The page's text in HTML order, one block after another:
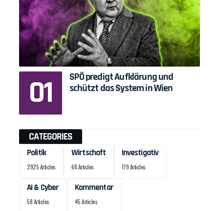
SPÖ predigt Aufklärung und
schützt das System in Wien
CATEGORIES
Politik
2925 Articles
Wirtschaft
68 Articles
Investigativ
179 Articles
AI & Cyber
58 Articles
Kommentar
45 Articles